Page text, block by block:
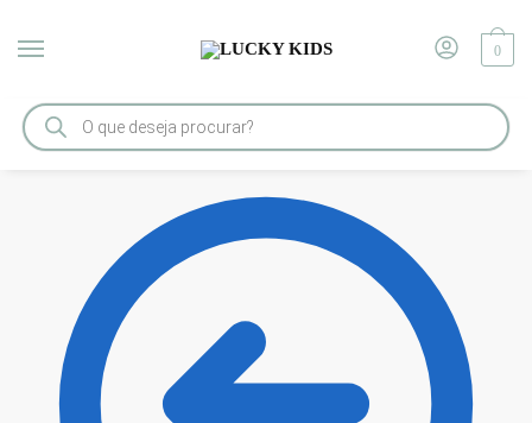
0
Início / ACESSÓRIOS / Kit Organizador de Maternidade Milão Rosa